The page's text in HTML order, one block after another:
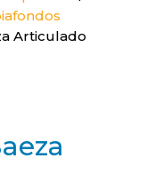
Articulado